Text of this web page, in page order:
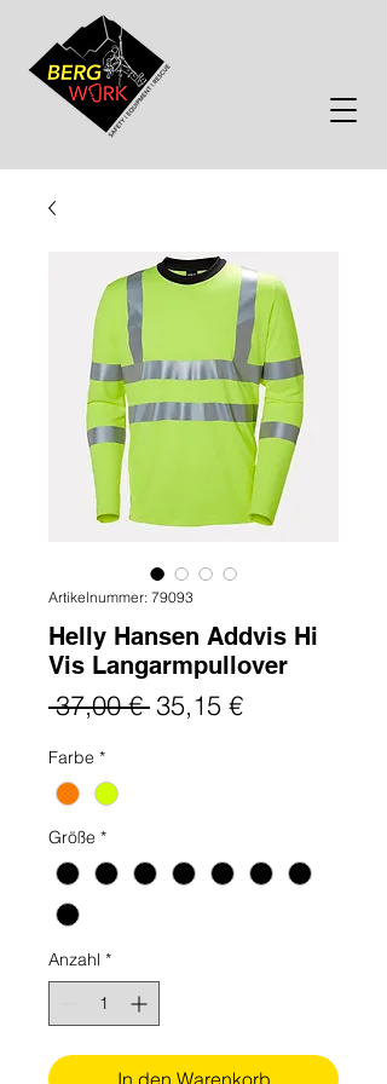
Artikelnummer: 79093
Helly Hansen Addvis Hi
Vis Langarmpullover
37,00 € Standardpreis
35,15 €Sale-
Farbe *
Größe *
Anzahl *